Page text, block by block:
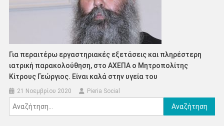
Για περαιτέρω εργαστηριακές εξετάσεις και πληρἐστερη
ιατρική παρακολούθηση, στο ΑΧΕΠΑ ο Μητροπολίτης
Κίτρους Γεώργιος. Είναι καλά στην υγεία του
21 Νοεμβρίου 2020 Pieria Social
Αναζήτηση
για: